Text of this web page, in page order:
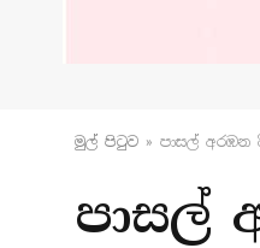
මුල් පිටු​ව » පාසල් අරඹන
පාසල්